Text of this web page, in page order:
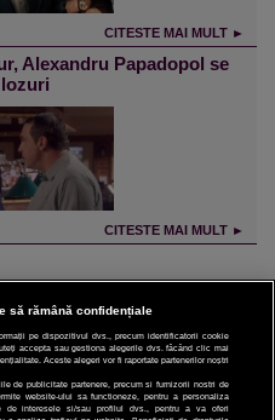
CITESTE MAI MULT ►
Alexandru Papadopol se
CITESTE MAI MULT ►
să rămână confidențiale
pe dispozitivul dvs., precum identificatorii cookie
accepta sau gestiona alegerile dvs. făcând clic mai
Aceste alegeri vor fi raportate partenerilor noștri
de publicitate partenere, precum si furnizorii nostri de
website-ului sa functioneze, pentru a personaliza
de interesele si/sau profilul dvs., pentru a va oferi